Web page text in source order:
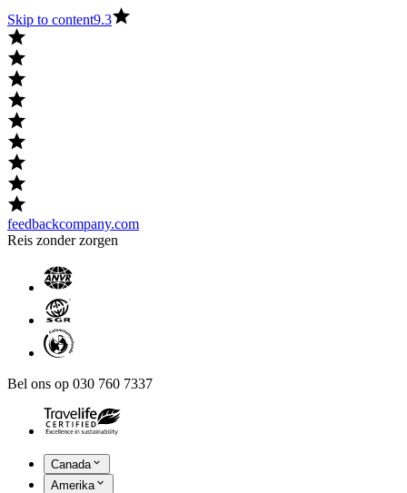
Skip to content9.3
feedbackcompany.com
Reis zonder zorgen
Bel ons op 030 760 7337
Canada
Amerika